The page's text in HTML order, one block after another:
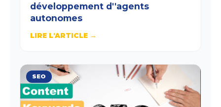
développement d''agents
autonomes
LIRE L'ARTICLE →
SEO